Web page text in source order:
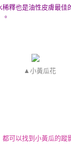
釋也是油性皮膚最佳
。
▲小黃瓜花
可以找到小黃瓜的蹤